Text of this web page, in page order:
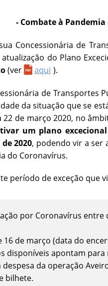
- Combate à
Concessionária de
do Plano
(ver aqui ).
de Transportes
da situação que se
de março 2020, no
um plano excecional
2020, podendo vir a ser
do Coronavírus.
período de exceção que
por Coronavírus
16 de março (data do
disponíveis apontam
despesa da operação
bilhete.